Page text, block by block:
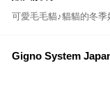
可愛毛毛貓♪貓貓的冬季
Gigno System